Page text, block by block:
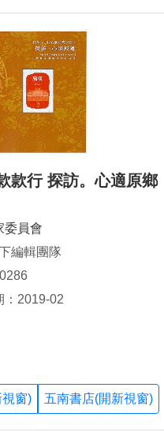
款行 探訪。心適原鄉
委員會
編輯團隊
：2019-02
視窗) 五南書店(開新視窗)